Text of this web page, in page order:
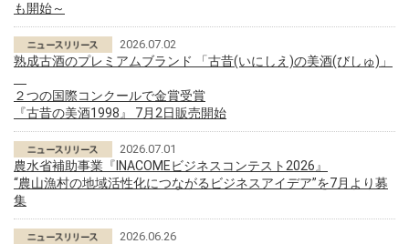
も開始～
2026.07.02
熟成古酒のプレミアムブランド 「古昔(いにしえ)の美酒(びしゅ)」
２つの国際コンクールで金賞受賞
『古昔の美酒1998』 7月2日販売開始
2026.07.01
農水省補助事業『INACOMEビジネスコンテスト2026』
“農山漁村の地域活性化につながるビジネスアイデア”を7月より募
集
2026.06.26